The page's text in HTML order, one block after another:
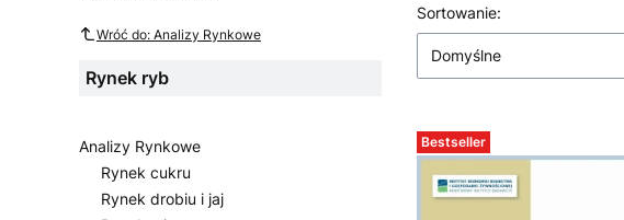
Wróć do: Analizy Rynkowe
Rynek ryb
Analizy Rynkowe
Rynek cukru
Rynek drobiu i jaj
Lista produktów
Sortowanie:
Domyślne
Bestseller